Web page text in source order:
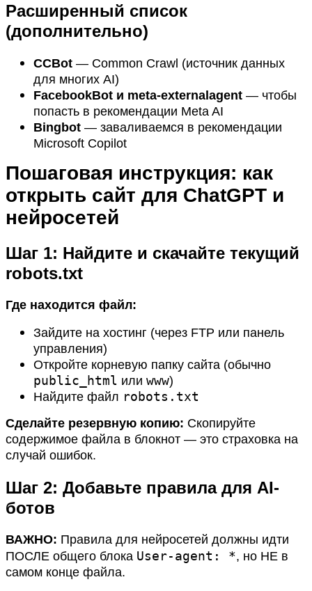
Расширенный список
(дополнительно)
CCBot — Common Crawl (источник данных
для многих AI)
FacebookBot и meta-externalagent — чтобы
попасть в рекомендации Meta AI
Bingbot — заваливаемся в рекомендации
Microsoft Copilot
Пошаговая инструкция: как
открыть сайт для ChatGPT и
нейросетей
Шаг 1: Найдите и скачайте текущий
robots.txt
Где находится файл:
Зайдите на хостинг (через FTP или панель
управления)
Откройте корневую папку сайта (обычно
public_html или www)
Найдите файл robots.txt
Сделайте резервную копию: Скопируйте
содержимое файла в блокнот — это страховка на
случай ошибок.
Шаг 2: Добавьте правила для AI-
ботов
ВАЖНО: Правила для нейросетей должны идти
ПОСЛЕ общего блока User-agent: *, но НЕ в
самом конце файла.